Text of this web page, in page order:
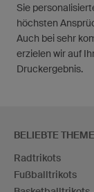
Sie
höchsten
Auch bei sehr
erzielen wir auf
Druckergebnis.
BELIEBTE
Radtrikots
Fußballtrikots